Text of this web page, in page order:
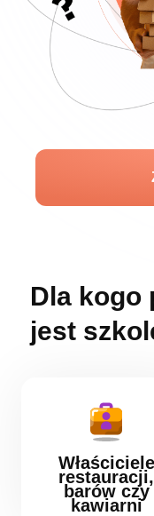
Dla kogo
jest
Właściciele
restauracji,
barów czy
kawiarni